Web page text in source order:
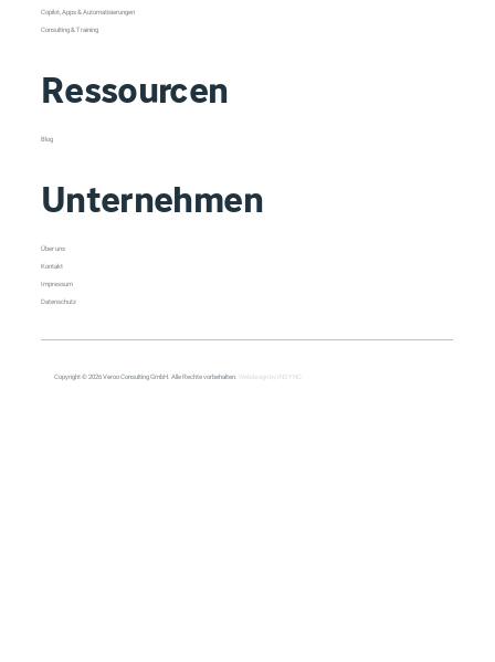
Copyright © 2026 Veroo Consulting GmbH. Alle Rechte vorbehalten. Webdesign by INSYNC.
Copilot, Apps & Automatisierungen
Consulting & Training
Unternehmen
Über uns
Kontakt
Impressum
Datenschutz
Ressourcen
Blog